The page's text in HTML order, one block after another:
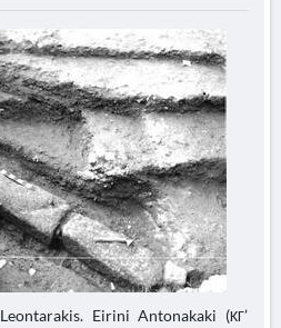
Eirini Antonakaki (ΚΓ’